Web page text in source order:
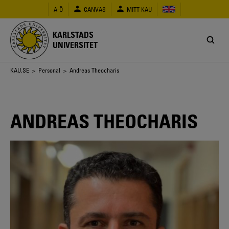
huvudinnehåll
A-Ö CANVAS MITT KAU
KARLSTADS
UNIVERSITET
Länkstig
KAU.SE > Personal > Andreas Theocharis
ANDREAS THEOCHARIS